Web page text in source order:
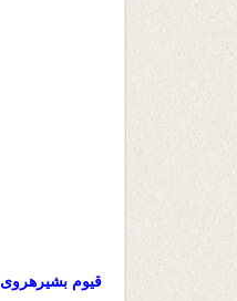
قیوم بشیرهروی